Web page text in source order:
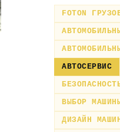
FOTON
АВТОСЕРВИС
ВЫБОР МАШИНЫ
ДИЗАЙН МАШИН